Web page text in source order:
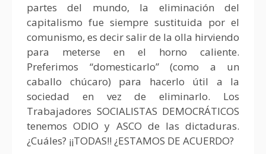
partes del mundo, la eliminación del
capitalismo fue siempre sustituida por el
comunismo, es decir salir de la olla hirviendo
para meterse en el horno caliente.
Preferimos “domesticarlo” (como a un
caballo chúcaro) para hacerlo útil a la
sociedad en vez de eliminarlo. Los
Trabajadores SOCIALISTAS DEMOCRÁTICOS
tenemos ODIO y ASCO de las dictaduras.
¿Cuáles? ¡¡TODAS!! ¿ESTAMOS DE ACUERDO?